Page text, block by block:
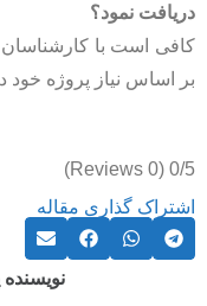
دریافت نمود؟
کافی است با کارشناسان
بر اساس نیاز پروژه خود
0/5
(0 Reviews)
اشتراک گذاری مقاله
نویسنده